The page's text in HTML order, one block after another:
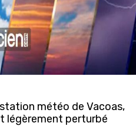
météo de Vacoas,
légèrement perturbé